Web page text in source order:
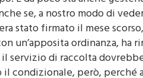
E da poco sta anche
se, a nostro modo di
stato firmato il mese
un’apposita ordinanza, ha
servizio di raccolta